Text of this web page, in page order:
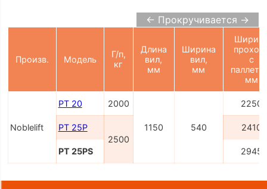
← Прокручивается →
Произв. Модель
Г/п,
кг
Длина
вил,
мм
Ширина
вил,
мм
с
мм
Noblelift
PT 20 2000
1150 540
2250
PT 25P
2500
2410
PT 25PS 2945